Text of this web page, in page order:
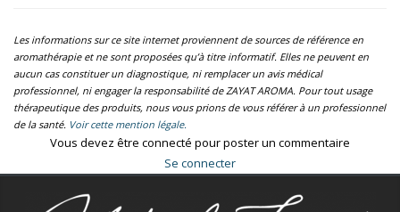
Les informations sur ce site internet proviennent de sources de référence en
aromathérapie et ne sont proposées qu’à titre informatif. Elles ne peuvent en
aucun cas constituer un diagnostique, ni remplacer un avis médical
professionnel, ni engager la responsabilité de ZAYAT AROMA. Pour tout usage
thérapeutique des produits, nous vous prions de vous référer à un professionnel
de la santé. Voir cette mention légale.
Vous devez être connecté pour poster un commentaire
Se connecter